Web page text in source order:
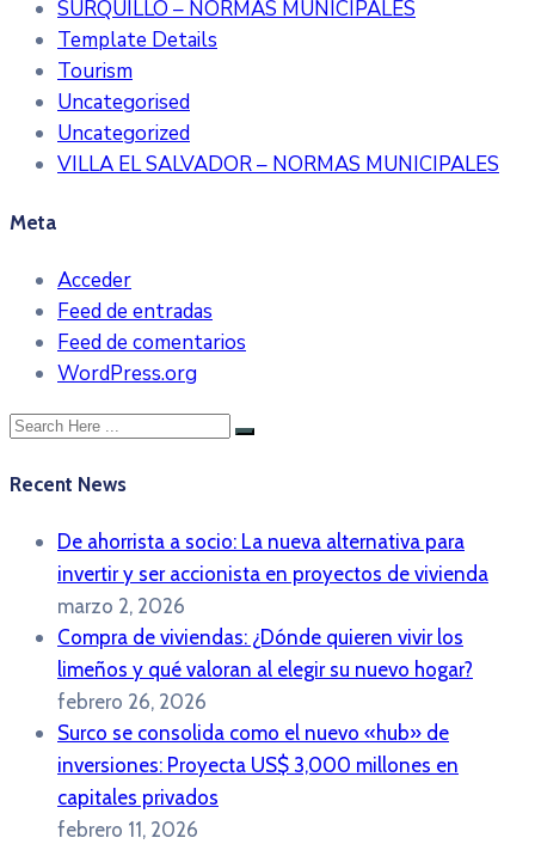
SURQUILLO – NORMAS MUNICIPALES
Template Details
Tourism
Uncategorised
Uncategorized
VILLA EL SALVADOR – NORMAS MUNICIPALES
Meta
Acceder
Feed de entradas
Feed de comentarios
WordPress.org
Recent News
De ahorrista a socio: La nueva alternativa para
invertir y ser accionista en proyectos de vivienda
marzo 2, 2026
Compra de viviendas: ¿Dónde quieren vivir los
limeños y qué valoran al elegir su nuevo hogar?
febrero 26, 2026
Surco se consolida como el nuevo «hub» de
inversiones: Proyecta US$ 3,000 millones en
capitales privados
febrero 11, 2026